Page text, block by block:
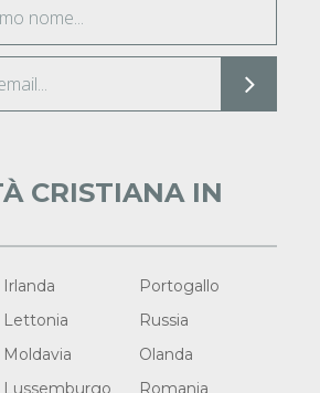
CRISTIANA IN
Irlanda
Portogallo
Lettonia
Russia
Moldavia
Olanda
Lussemburgo
Romania